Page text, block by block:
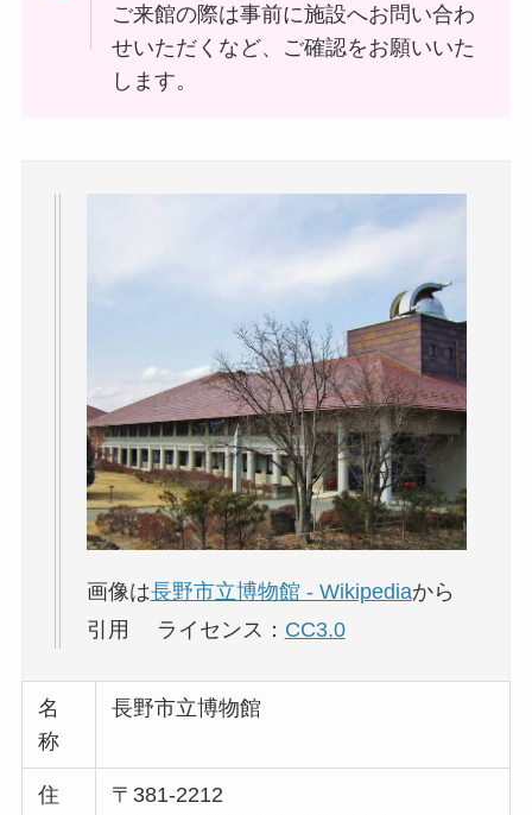
ご来館の際は事前に施設へお問い合わ
せいただくなど、ご確認をお願いいた
します。
画像は長野市立博物館 - Wikipediaから
引用 ライセンス： CC3.0
名
称
長野市立博物館
住
〒381-2212